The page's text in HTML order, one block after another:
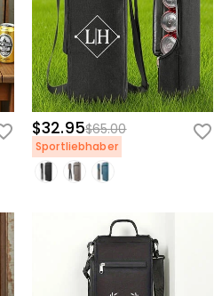
$32.95$65.00
Sportliebhaber